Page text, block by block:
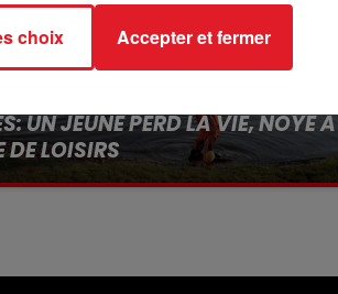
UN JEUNE PERD LA VIE, NOYÉ À
DE LOISIRS
a coulé à pic
choix Accepter et fermer